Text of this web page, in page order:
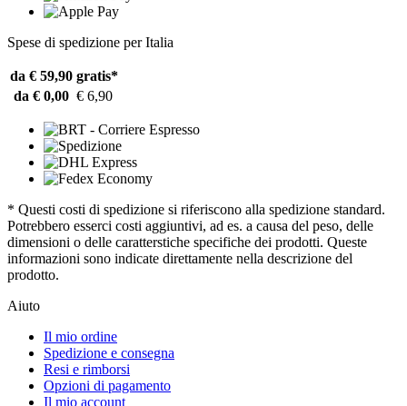
Spese di spedizione per Italia
da € 59,90 gratis*
da € 0,00 € 6,90
* Questi costi di spedizione si riferiscono alla spedizione standard.
Potrebbero esserci costi aggiuntivi, ad es. a causa del peso, delle
dimensioni o delle caratterstiche specifiche dei prodotti. Queste
informazioni sono indicate direttamente nella descrizione del
prodotto.
Aiuto
Il mio ordine
Spedizione e consegna
Resi e rimborsi
Opzioni di pagamento
Il mio account